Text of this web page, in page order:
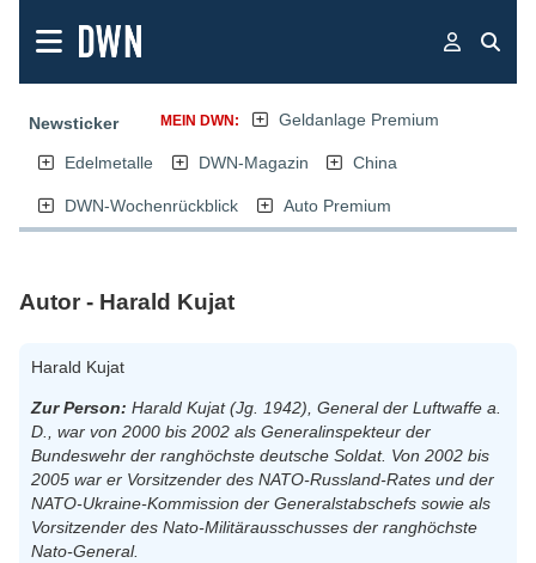
Newsticker MEIN DWN: Geldanlage Premium
Edelmetalle DWN-Magazin China
DWN-Wochenrückblick Auto Premium
Autor - Harald Kujat
Harald Kujat
Zur Person: Harald Kujat (Jg. 1942), General der Luftwaffe a.
D., war von 2000 bis 2002 als Generalinspekteur der
Bundeswehr der ranghöchste deutsche Soldat. Von 2002 bis
2005 war er Vorsitzender des NATO-Russland-Rates und der
NATO-Ukraine-Kommission der Generalstabschefs sowie als
Vorsitzender des Nato-Militärausschusses der ranghöchste
Nato-General.